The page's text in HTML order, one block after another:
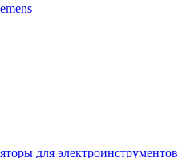
для электроинструментов